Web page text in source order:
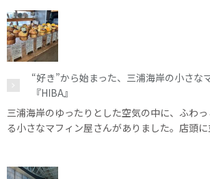
“好き”から始まった、三浦海岸の小さな
『HIBA』
三浦海岸のゆったりとした空気の中に、ふわ
る小さなマフィン屋さんがありました。店頭